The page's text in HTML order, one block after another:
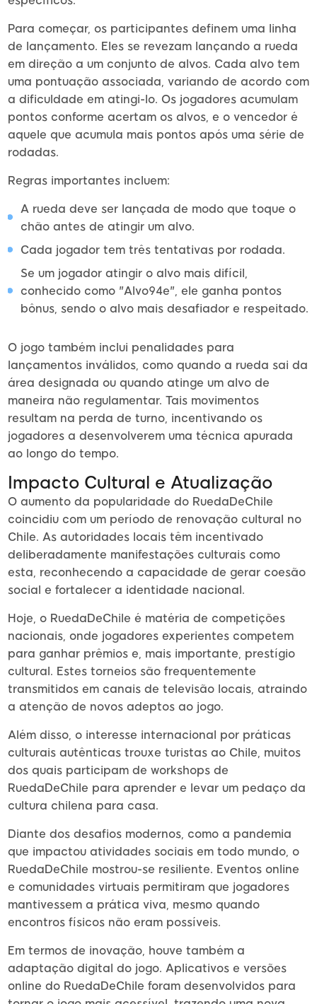
Para começar, os participantes definem uma linha
de lançamento. Eles se revezam lançando a rueda
em direção a um conjunto de alvos. Cada alvo tem
uma pontuação associada, variando de acordo com
a dificuldade em atingi-lo. Os jogadores acumulam
pontos conforme acertam os alvos, e o vencedor é
aquele que acumula mais pontos após uma série de
rodadas.
Regras importantes incluem:
A rueda deve ser lançada de modo que toque o
chão antes de atingir um alvo.
Cada jogador tem três tentativas por rodada.
Se um jogador atingir o alvo mais difícil,
conhecido como "Alvo94e", ele ganha pontos
bônus, sendo o alvo mais desafiador e respeitado.
O jogo também inclui penalidades para
lançamentos inválidos, como quando a rueda sai da
área designada ou quando atinge um alvo de
maneira não regulamentar. Tais movimentos
resultam na perda de turno, incentivando os
jogadores a desenvolverem uma técnica apurada
ao longo do tempo.
Impacto Cultural e Atualização
O aumento da popularidade do RuedaDeChile
coincidiu com um período de renovação cultural no
Chile. As autoridades locais têm incentivado
deliberadamente manifestações culturais como
esta, reconhecendo a capacidade de gerar coesão
social e fortalecer a identidade nacional.
Hoje, o RuedaDeChile é matéria de competições
nacionais, onde jogadores experientes competem
para ganhar prêmios e, mais importante, prestígio
cultural. Estes torneios são frequentemente
transmitidos em canais de televisão locais, atraindo
a atenção de novos adeptos ao jogo.
Além disso, o interesse internacional por práticas
culturais autênticas trouxe turistas ao Chile, muitos
dos quais participam de workshops de
RuedaDeChile para aprender e levar um pedaço da
cultura chilena para casa.
Diante dos desafios modernos, como a pandemia
que impactou atividades sociais em todo mundo, o
RuedaDeChile mostrou-se resiliente. Eventos online
e comunidades virtuais permitiram que jogadores
mantivessem a prática viva, mesmo quando
encontros físicos não eram possíveis.
Em termos de inovação, houve também a
adaptação digital do jogo. Aplicativos e versões
online do RuedaDeChile foram desenvolvidos para